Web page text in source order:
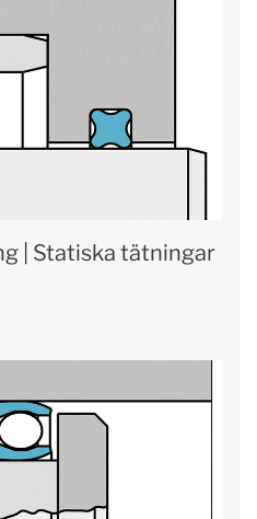
| Statiska tätningar